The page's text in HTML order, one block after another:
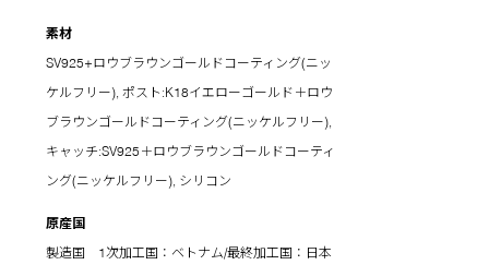
素材
SV925+ロウブラウンゴールドコーティング(ニッ
ケルフリー), ポスト:K18イエローゴールド＋ロウ
ブラウンゴールドコーティング(ニッケルフリー),
キャッチ:SV925＋ロウブラウンゴールドコーティ
ング(ニッケルフリー), シリコン
原産国
製造国 1次加工国：ベトナム/最終加工国：日本